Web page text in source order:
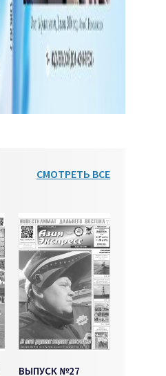
СМОТРЕТЬ ВСЕ
ВЫПУСК №27